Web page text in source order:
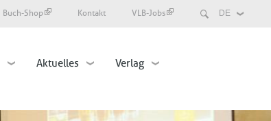
Select
Search
Buch-Shop Kontakt VLB-Jobs
Aktuelles Verlag